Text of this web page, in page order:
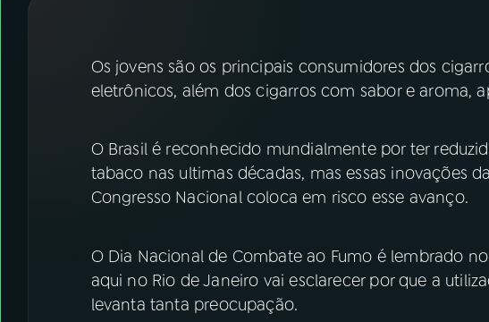
ÚLTIMAS
FESTIVAL DE MÚSICA
ACOMPANHE A RÁDIO NACIONAL
YouTube Facebook
Instagram
Os jovens são os principais consumidores dos
eletrônicos, além dos cigarros com sabor e aroma,
O Brasil é reconhecido mundialmente por ter
tabaco nas ultimas décadas, mas essas inovações
Congresso Nacional coloca em risco esse avanço.
O Dia Nacional de Combate ao Fumo é lembrado
aqui no Rio de Janeiro vai esclarecer por que a
levanta tanta preocupação.